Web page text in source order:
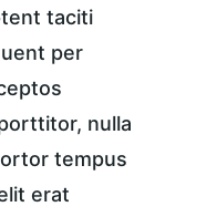
taciti
per
nulla
tempus
erat